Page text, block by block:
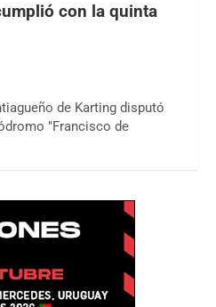
con la quinta
de Karting disputó
"Francisco de